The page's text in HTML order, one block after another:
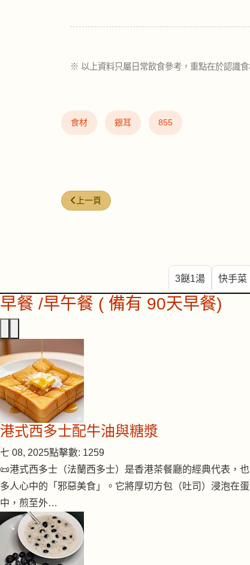
※ 以上資料只屬日常飲食參考，重點在於認識
食材 銀耳 855
上一篇文章: 合掌瓜 (Chayote)
上一頁
3餸1湯 快手菜
早餐 /早午餐 ( 備有 90天早餐)
港式西多士配牛油與糖漿
七 08, 2025點擊數: 1259
📜港式西多士（法蘭西多士）是香港茶餐廳的經典代表，
多人心中的「邪惡美食」。它將厚切方包（吐司）浸泡在
中，煎至外…